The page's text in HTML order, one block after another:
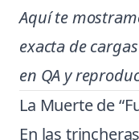
Aquí te
exacta de
en QA y
La Muerte de
En las